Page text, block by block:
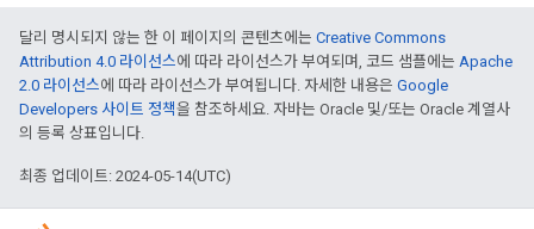
달리 명시되지 않는 한 이 페이지의 콘텐츠에는 Creative Commons
Attribution 4.0 라이선스에 따라 라이선스가 부여되며, 코드 샘플에는 Apache
2.0 라이선스에 따라 라이선스가 부여됩니다. 자세한 내용은 Google
Developers 사이트 정책을 참조하세요. 자바는 Oracle 및/또는 Oracle 계열사
의 등록 상표입니다.
최종 업데이트: 2024-05-14(UTC)